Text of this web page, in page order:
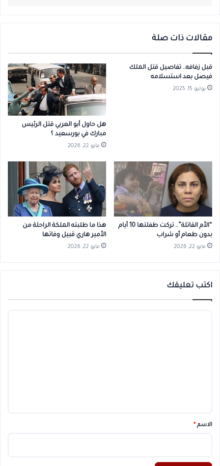
مقالات ذات صلة
قبل زفافه.. تفاصيل قتل الملك
فيصل بعد استسلامه
يوليو 15, 2025
هل حاول أبو العربي قتل الرئيس
مبارك في بورسعيد ؟
مايو 22, 2026
“الأم القاتلة”.. تركت طفلتها 10 أيام
بدون طعام أو شراب
مايو 22, 2026
هذا ما طلبته الملكة الراحلة من
الأمير هاري قبيل وفاتها
مايو 22, 2026
اكتب تعليقك
*
الاسم *